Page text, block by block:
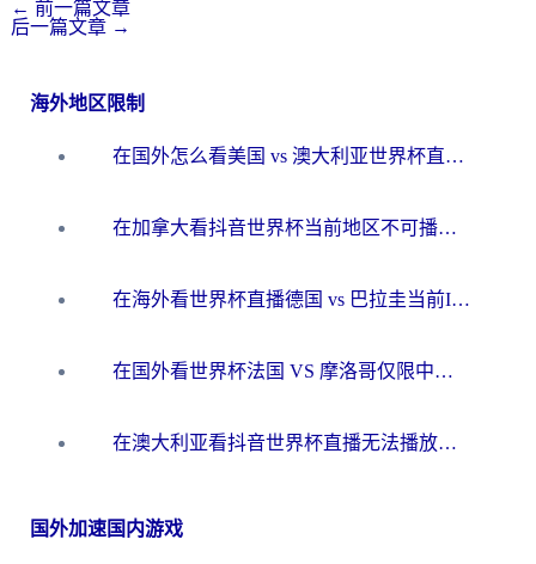
← 前一篇文章
后一篇文章 →
海外地区限制
在国外怎么看美国 vs 澳大利亚世界杯直播？海外党必藏的中文解说观赛指南
在加拿大看抖音世界杯当前地区不可播放？海外党体育观赛终极指南
在海外看世界杯直播德国 vs 巴拉圭当前IP受限制？这篇指南帮你轻松解决地区限制
在国外看世界杯法国 VS 摩洛哥仅限中国大陆？别让地域限制拦下你的欢呼
在澳大利亚看抖音世界杯直播无法播放？海外党体育观赛终极指南来了！
国外加速国内游戏